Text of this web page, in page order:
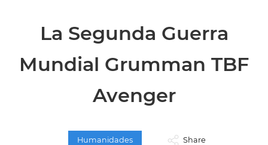
La Segunda Guerra
Mundial Grumman TBF
Avenger
Humanidades Share